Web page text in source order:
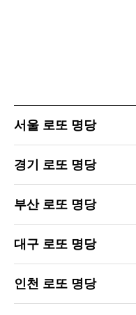
서울 로또 명당
경기 로또 명당
부산 로또 명당
대구 로또 명당
인천 로또 명당